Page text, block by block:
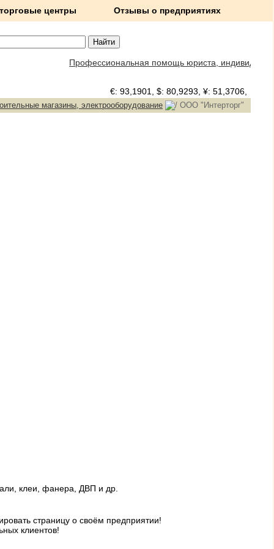
центры Отзывы о предприятиях
Профессиональная помощь юриста,
€: 93,1901, $: 80,9293, ¥: 51,3706,
магазины, электрооборудование ООО "Интерторг"
клеи, фанера, ДВП и др.
страницу о своём предприятии!
клиентов!